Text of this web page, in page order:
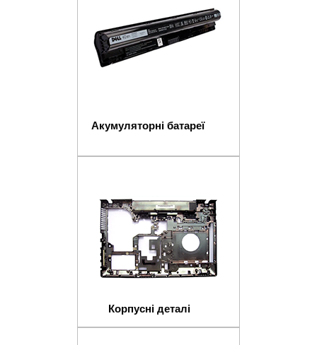
Акумуляторні батареї
Корпусні деталі